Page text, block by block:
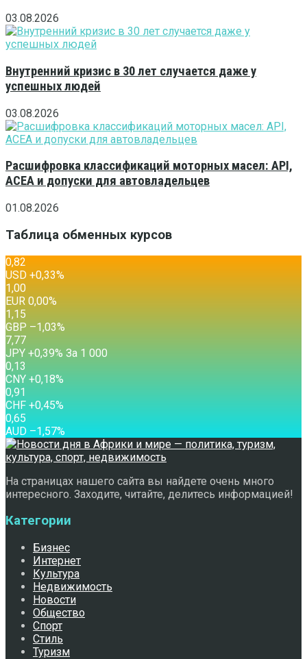
03.08.2026
Внутренний кризис в 30 лет случается даже у
успешных людей
03.08.2026
Расшифровка классификаций моторных масел: API,
ACEA и допуски для автовладельцев
01.08.2026
Таблица обменных курсов
0,82
USD +0,33%
1,00
EUR 0,00%
1,15
GBP –1,03%
7,77
JPY +0,39% За 1 000
0,13
CNY +0,18%
0,91
CHF +0,45%
0,65
AUD –1,57%
На страницах нашего сайта вы найдете очень много
интересного. Заходите, читайте, делитесь информацией!
Категории
Бизнес
Интернет
Культура
Недвижимость
Новости
Общество
Спорт
Стиль
Туризм